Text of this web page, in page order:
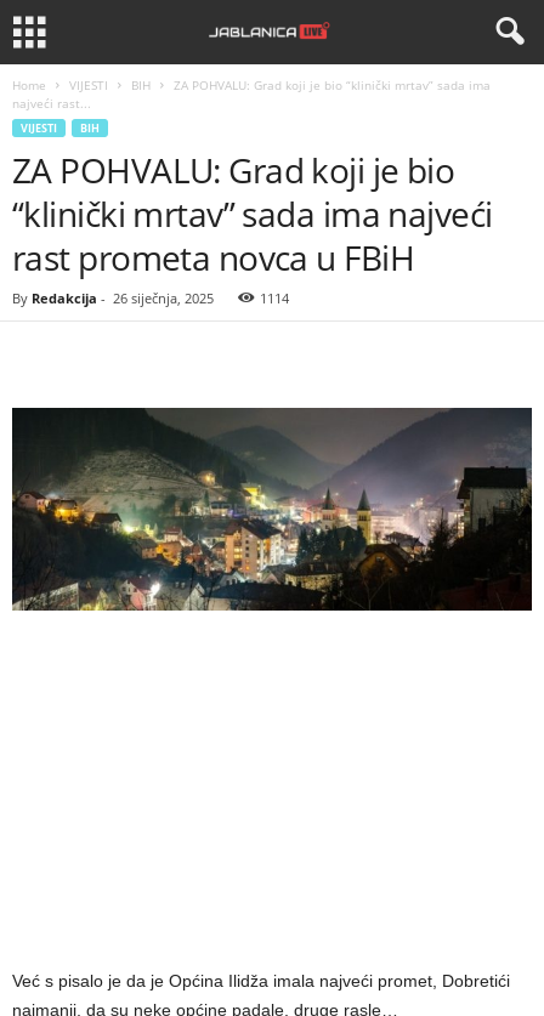
Home VIJESTI BIH
ZA POHVALU: Grad koji je bio “klinički mrtav” sada ima
najveći rast...
VIJESTI BIH
ZA POHVALU: Grad koji je bio
“klinički mrtav” sada ima najveći
rast prometa novca u FBiH
By Redakcija - 26 siječnja, 2025 1114
Već s pisalo je da je Općina Ilidža imala najveći promet, Dobretići
najmanji, da su neke općine padale, druge rasle…